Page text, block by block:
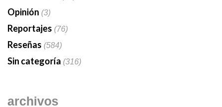
Opinión (3)
Reportajes (76)
Reseñas (584)
Sin categoría (316)
archivos